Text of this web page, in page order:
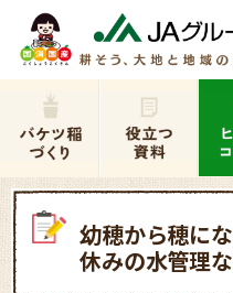
幼穂から穂に
休みの水管理